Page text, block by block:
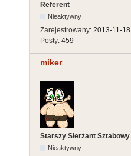
Referent
Nieaktywny
Zarejestrowany: 2013-11-18
Posty: 459
miker
Starszy Sierżant Sztabowy
Nieaktywny